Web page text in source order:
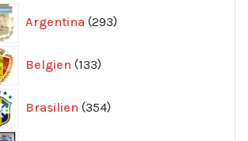
Argentina 293
produkter
Belgien 133
produkter
Brasilien 354
produkter